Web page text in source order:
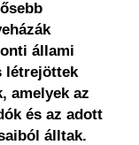
állami
létrejöttek
amelyek az
és az adott
álltak.